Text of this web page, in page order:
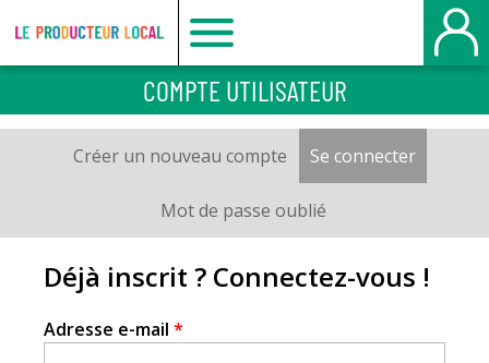
Le
producteur
local
Le
COMPTE UTILISATEUR
OngletsCréer un nouveau compte Se connecter(onglet
Mot de passe oublié
Déjà inscrit ? Connectez-vous !
Adresse e-mail *